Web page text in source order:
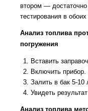
втором —
тестирования в
Анализ топлива
погружения
Вставить
Включить прибор.
Залить в бак 5-10
Увидеть
Анализ топлива